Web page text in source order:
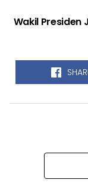
Wakil Presiden